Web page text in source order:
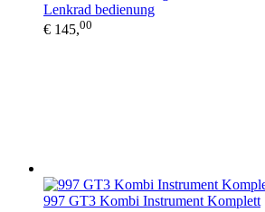
Lenkrad bedienung
€ 145,00
997 GT3 Kombi Instrument Komplett